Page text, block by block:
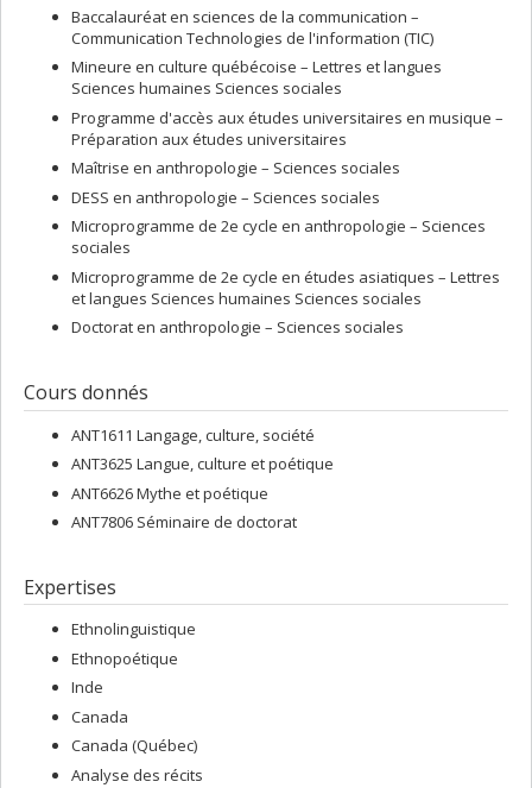
Baccalauréat en sciences de la communication –
Communication Technologies de l'information (TIC)
Mineure en culture québécoise – Lettres et langues
Sciences humaines Sciences sociales
Programme d'accès aux études universitaires en musique –
Préparation aux études universitaires
Maîtrise en anthropologie – Sciences sociales
DESS en anthropologie – Sciences sociales
Microprogramme de 2e cycle en anthropologie – Sciences
sociales
Microprogramme de 2e cycle en études asiatiques – Lettres
et langues Sciences humaines Sciences sociales
Doctorat en anthropologie – Sciences sociales
Cours donnés
ANT1611 Langage, culture, société
ANT3625 Langue, culture et poétique
ANT6626 Mythe et poétique
ANT7806 Séminaire de doctorat
Expertises
Ethnolinguistique
Ethnopoétique
Inde
Canada
Canada (Québec)
Analyse des récits